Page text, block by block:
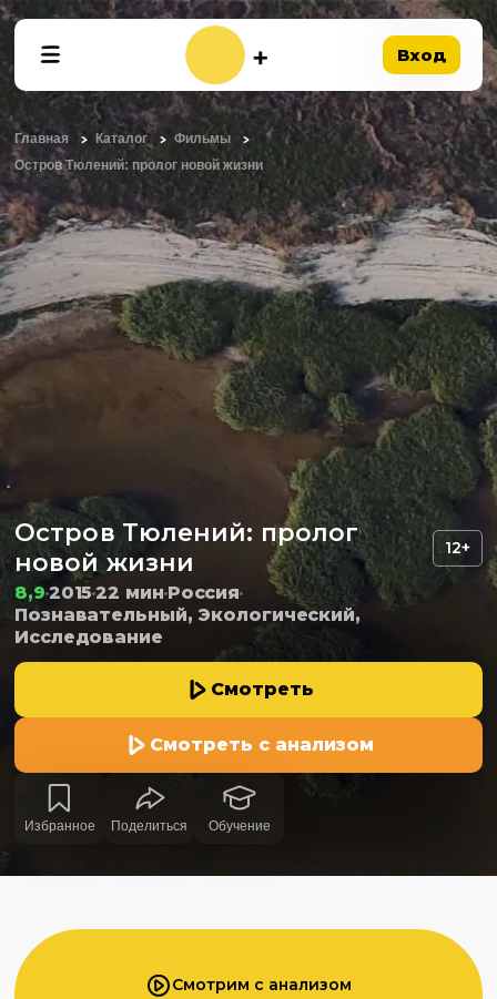
Вход
Главная Каталог
Фильмы
Остров Тюлений: пролог новой жизни
Остров Тюлений: пролог
новой жизни
12+
8,9201522 минРоссия
Познавательный, Экологический,
Исследование
Смотреть
Смотреть с анализом
Избранное Поделиться Обучение
Смотрим с анализом